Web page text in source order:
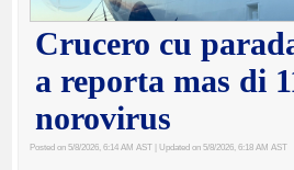
Crucero cu
a reporta mas di
norovirus
Posted on 5/8/2026, 6:14 AM AST | Updated on 5/8/2026, 6:18 AM AST